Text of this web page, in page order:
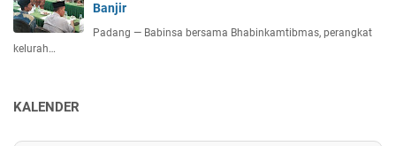
Banjir
Padang — Babinsa bersama Bhabinkamtibmas, perangkat
kelurah…
KALENDER